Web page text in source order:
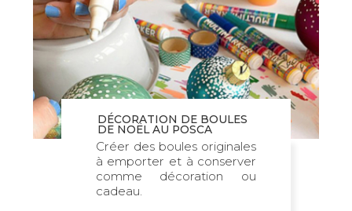
DÉCORATION DE BOULES
DE NOËL AU POSCA
Créer des boules originales
à emporter et à conserver
comme décoration ou
cadeau.